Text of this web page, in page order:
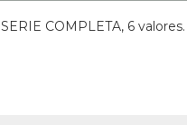
SERIE COMPLETA, 6 valores.